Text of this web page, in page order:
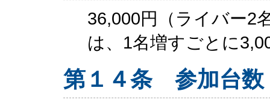
36,000円（ライバー2
は、1名増すごとに
第１４条 参加台数